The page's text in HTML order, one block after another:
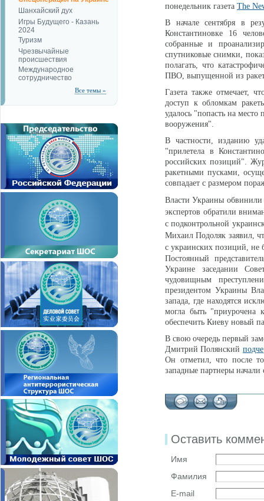
Шанхайский дух
Игры Будущего - Казань
2024
Туризм
Чрезвычайные
происшествия
Международное
сотрудничество
Все темы »
понедельник газета The
В начале сентября в
Константиновке 16
собранные и
спутниковые снимки,
полагать, что
ПВО, выпущенной из
Газета также отмечает,
доступ к обломкам
удалось "попасть на
вооружения".
В частности, изданию
"прилетела в
российских позиций".
ракетными пусками,
совпадает с размером
Власти Украины обвинили
экспертов обратили
с подконтрольной
Михаил Подоляк заявил,
с украинских позиций, не
Постоянный
Украине заседании
чудовищным
президентом Украины
запада, где находятся
могла быть "приурочена
обеспечить Киеву новый
В свою очередь первый
Дмитрий Полянский
Он отметил, что после
западные партнеры начали
Оставить
Имя
Фамилия
E-mail